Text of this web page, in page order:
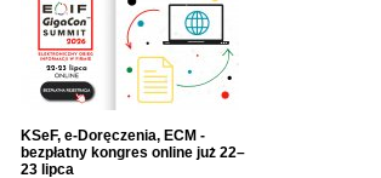
KSeF, e-Doręczenia, ECM -
bezpłatny kongres online już 22–
23 lipca